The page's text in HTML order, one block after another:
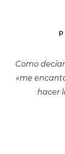
Como
«me
hacer